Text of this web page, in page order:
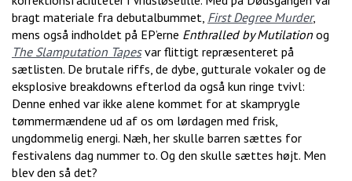
bragt materiale fra debutalbummet, First Degree Murder,
mens også indholdet på EP’erne Enthralled by Mutilation og
The Slamputation Tapesvar flittigt repræsenteret på
sætlisten. De brutale riffs, de dybe, gutturale vokaler og de
eksplosive breakdowns efterlod da også kun ringe tvivl:
Denne enhed var ikke alene kommet for at skamprygle
tømmermændene ud af os om lørdagen med frisk,
ungdommelig energi. Næh, her skulle barren sættes for
festivalens dag nummer to. Og den skulle sættes højt. Men
blev den så det?